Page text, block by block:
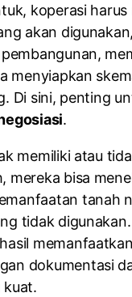
koperasi
akan
menyiapkan
Di sini, penting
.
memiliki atau
mereka bisa
tanah
tidak
dokumentasi
kuat.